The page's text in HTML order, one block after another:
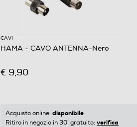
CAVI
HAMA - CAVO ANTENNA-Nero
€ 9,90
Acquisto online: disponibile
Ritiro in negozio in 30' gratuito: verifica